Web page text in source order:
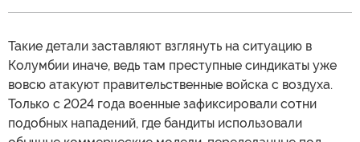
Такие детали заставляют взглянуть на ситуацию в
Колумбии иначе, ведь там преступные синдикаты уже
вовсю атакуют правительственные войска с воздуха.
Только с 2024 года военные зафиксировали сотни
подобных нападений, где бандиты использовали